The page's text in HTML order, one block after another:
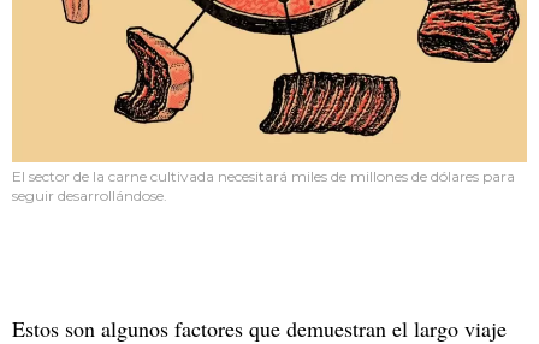
El sector de la carne cultivada necesitará miles de millones de dólares para
seguir desarrollándose.
Estos son algunos factores que demuestran el largo viaje